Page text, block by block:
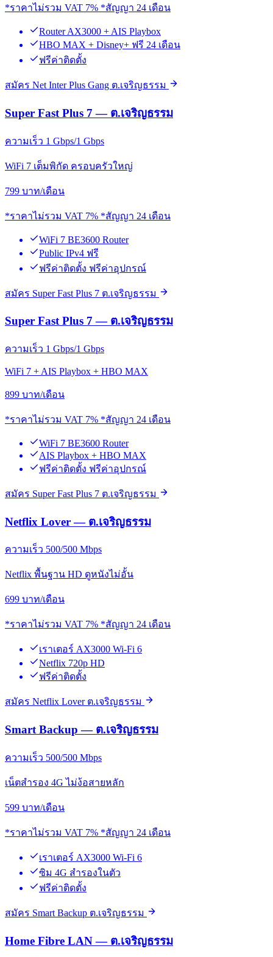
*ราคาไม่รวม VAT 7% *สัญญา 24 เดือน
Router AX3000 + AIS Playbox
HBO MAX + Disney+ ฟรี 24 เดือน
ฟรีค่าติดตั้ง
สมัคร Net Inter Plus Gang ต.เจริญธรรม
Super Fast Plus 7 — ต.เจริญธรรม
ความเร็ว 1 Gbps/1 Gbps
WiFi 7 เต็มพิกัด ครอบครัวใหญ่
799 บาท/เดือน
*ราคาไม่รวม VAT 7% *สัญญา 24 เดือน
WiFi 7 BE3600 Router
Public IPv4 ฟรี
ฟรีค่าติดตั้ง ฟรีค่าอุปกรณ์
สมัคร Super Fast Plus 7 ต.เจริญธรรม
Super Fast Plus 7 — ต.เจริญธรรม
ความเร็ว 1 Gbps/1 Gbps
WiFi 7 + AIS Playbox + HBO MAX
899 บาท/เดือน
*ราคาไม่รวม VAT 7% *สัญญา 24 เดือน
WiFi 7 BE3600 Router
AIS Playbox + HBO MAX
ฟรีค่าติดตั้ง ฟรีค่าอุปกรณ์
สมัคร Super Fast Plus 7 ต.เจริญธรรม
Netflix Lover — ต.เจริญธรรม
ความเร็ว 500/500 Mbps
Netflix พื้นฐาน HD ดูหนังไม่อั้น
699 บาท/เดือน
*ราคาไม่รวม VAT 7% *สัญญา 24 เดือน
เราเตอร์ AX3000 Wi-Fi 6
Netflix 720p HD
ฟรีค่าติดตั้ง
สมัคร Netflix Lover ต.เจริญธรรม
Smart Backup — ต.เจริญธรรม
ความเร็ว 500/500 Mbps
เน็ตสำรอง 4G ไม่ง้อสายหลัก
599 บาท/เดือน
*ราคาไม่รวม VAT 7% *สัญญา 24 เดือน
เราเตอร์ AX3000 Wi-Fi 6
ซิม 4G สำรองในตัว
ฟรีค่าติดตั้ง
สมัคร Smart Backup ต.เจริญธรรม
Home Fibre LAN — ต.เจริญธรรม